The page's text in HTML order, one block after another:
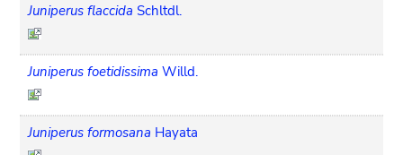
Juniperus flaccida Schltdl.
Juniperus foetidissima Willd.
Juniperus formosana Hayata